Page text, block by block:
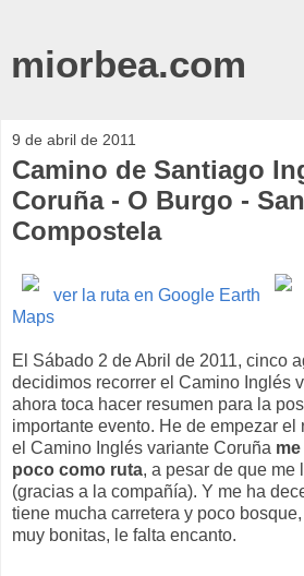
miorbea.com
9 de abril de 2011
Camino de Santiago
Coruña - O Burgo -
Compostela
ver la ruta en Google Earth
Maps
El Sábado 2 de Abril de 2011, cinco
decidimos recorrer el Camino Inglés
ahora toca hacer resumen para la
importante evento. He de empezar
el Camino Inglés variante Coruña
poco como ruta, a pesar de que me
(gracias a la compañía). Y me ha
tiene mucha carretera y poco
muy bonitas, le falta encanto.